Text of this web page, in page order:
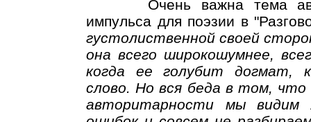
Очень важна тема
импульса для поэзии в
густолиственной своей
она всего широкошумнее,
когда ее голубит догмат,
слово. Но вся беда в том,
авторитарности мы видим